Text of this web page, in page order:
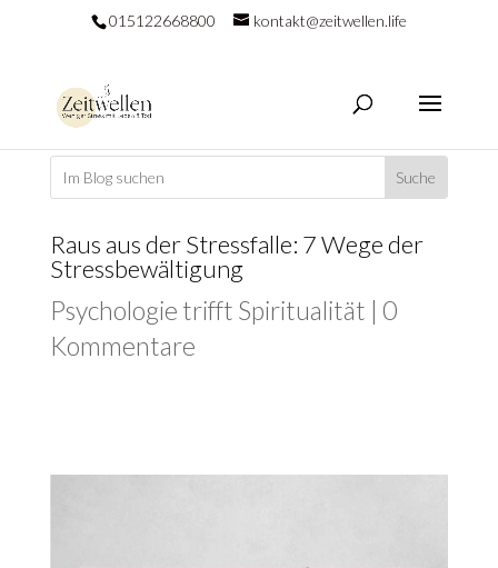
015122668800 kontakt@zeitwellen.life
Raus aus der Stressfalle: 7 Wege der
Stressbewältigung
Psychologie trifft Spiritualität | 0
Kommentare